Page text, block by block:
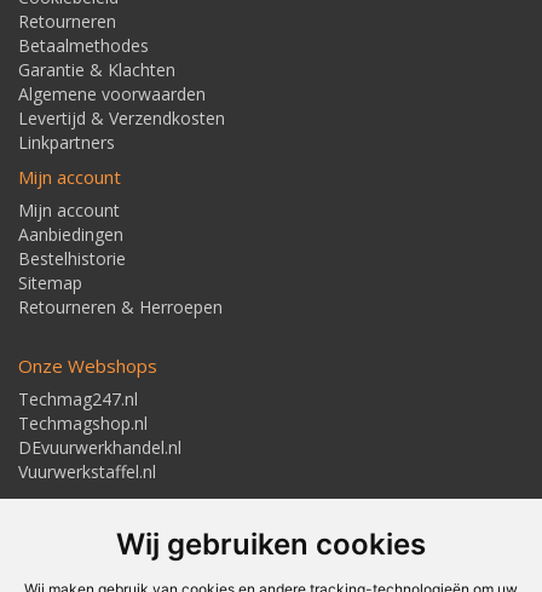
Wij gebruiken cookies
Retourneren
Betaalmethodes
Garantie & Klachten
Algemene voorwaarden
Levertijd & Verzendkosten
Linkpartners
Mijn account
Mijn account
Aanbiedingen
Bestelhistorie
Sitemap
Retourneren & Herroepen
Onze Webshops
Techmag247.nl
Techmagshop.nl
DEvuurwerkhandel.nl
Vuurwerkstaffel.nl
Adresgegevens
Textielstraat 4, 7483 PB Haaksbergen
Telefoon: 053-5723224